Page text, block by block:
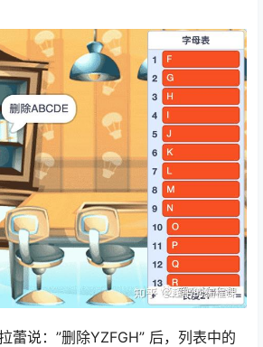
蕾说：”删除YZFGH” 后，列表中的